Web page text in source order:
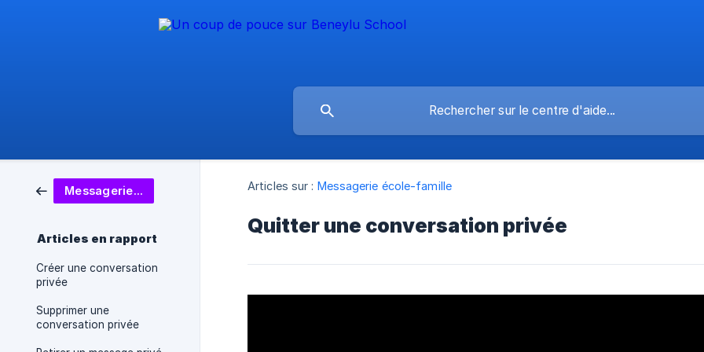
Messagerie école-famille
Articles en rapport
Créer une conversation
privée
Supprimer une
conversation privée
Articles sur : Messagerie école-famille
Quitter une conversation privée